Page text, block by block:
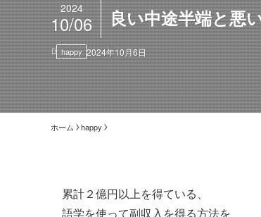
良い中途半端と悪
2024
10/06
happy 2024年10月6日
ホーム happy
累計２億円以上を得ている、
語学を使って副収入を得る方法を